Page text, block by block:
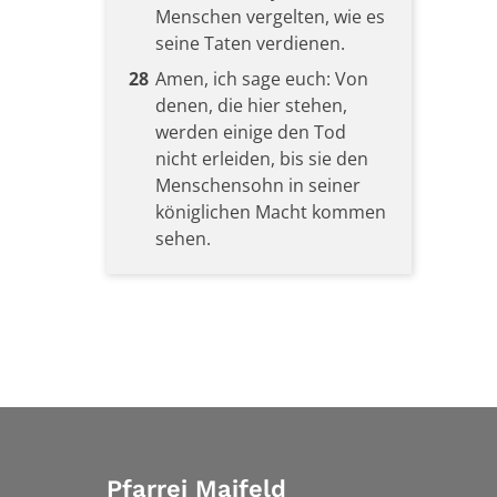
Menschen vergelten, wie es
seine Taten verdienen.
28 Amen, ich sage euch: Von
denen, die hier stehen,
werden einige den Tod
nicht erleiden, bis sie den
Menschensohn in seiner
königlichen Macht kommen
sehen.
Pfarrei Maifeld